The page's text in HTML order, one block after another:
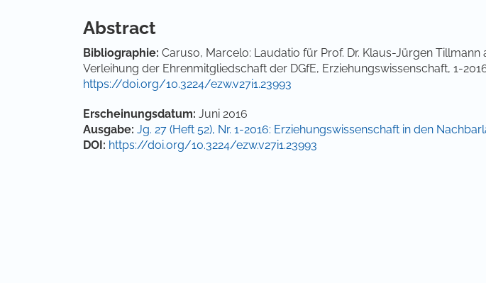
Abstract
Bibliographie: Caruso, Marcelo: Laudatio für Prof. Dr. Klaus-Jürgen Tillmann
Verleihung der Ehrenmitgliedschaft der DGfE, Erziehungswissenschaft, 1-
https://doi.org/10.3224/ezw.v27i1.23993
Artikel-Details
Erscheinungsdatum: Juni 2016
Ausgabe: Jg. 27 (Heft 52), Nr. 1-2016: Erziehungswissenschaft in den
DOI: https://doi.org/10.3224/ezw.v27i1.23993